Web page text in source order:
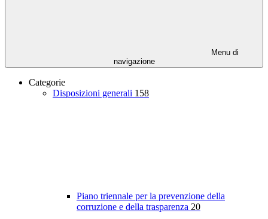
Menu di
navigazione
Categorie
Disposizioni generali 158
Piano triennale per la prevenzione della
corruzione e della trasparenza 20